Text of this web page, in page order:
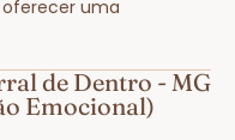
uma
de Dentro - MG
Emocional)